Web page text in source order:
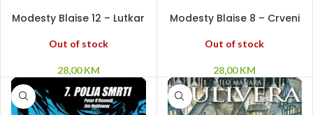
Modesty Blaise 12 – Lutkar
Out of stock
28,00KM
Modesty Blaise 8 – Crveni
Out of stock
28,00KM